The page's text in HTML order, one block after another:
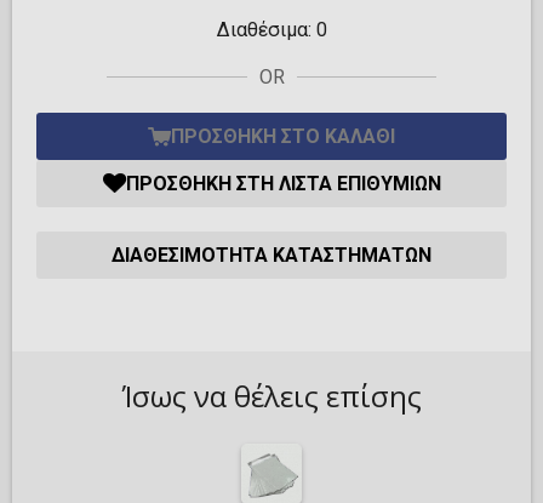
Διαθέσιμα: 0
OR
ΠΡΟΣΘΉΚΗ ΣΤΟ ΚΑΛΆΘΙ
ΠΡΟΣΘΉΚΗ ΣΤΗ ΛΊΣΤΑ ΕΠΙΘΥΜΙΏΝ
ΔΙΑΘΕΣΙΜΌΤΗΤΑ ΚΑΤΑΣΤΗΜΆΤΩΝ
Ίσως να θέλεις επίσης